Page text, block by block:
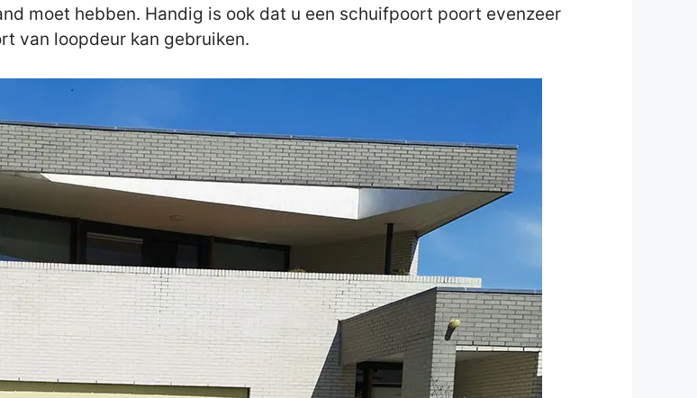
moet hebben. Handig is ook dat u een schuifpoort poort evenzeer
van loopdeur kan gebruiken.